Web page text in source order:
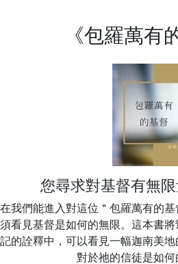
《包羅萬有
您尋求對基督有無
在我們能進入對這位＂包羅萬有的
須看見基督是如何的無限。這本書
記的詮釋中，可以看見一幅迦南美
對於祂的信徒是如何